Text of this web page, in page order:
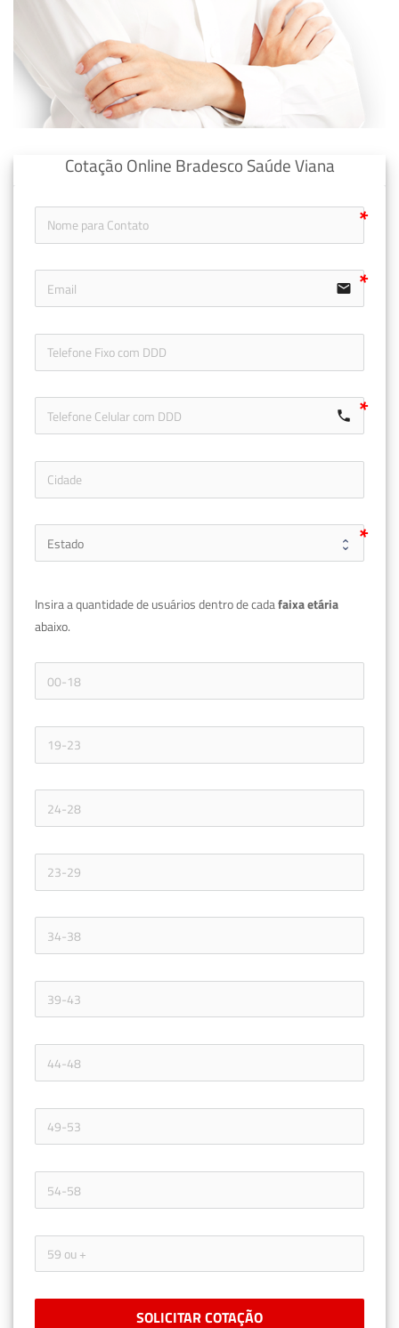
Cotação Online Bradesco Saúde Viana
email
call
Insira a quantidade de usuários dentro de cada
abaixo.
SOLICITAR COTAÇÃO